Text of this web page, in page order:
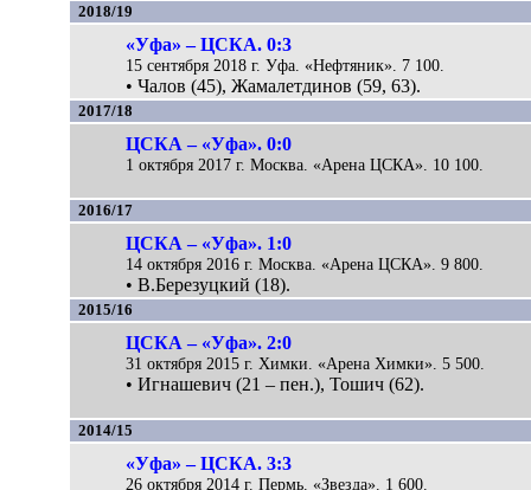
2018/19
«Уфа» – ЦСКА. 0:3
15 сентября 2018 г. Уфа. «Нефтяник». 7 100.
• Чалов (45), Жамалетдинов (59, 63).
2017/18
ЦСКА – «Уфа». 0:0
1 октября 2017 г. Москва. «Арена ЦСКА». 10 100.
2016/17
ЦСКА – «Уфа». 1:0
14 октября 2016 г. Москва. «Арена ЦСКА». 9 800.
• В.Березуцкий (18).
2015/16
ЦСКА – «Уфа». 2:0
31 октября 2015 г. Химки. «Арена Химки». 5 500.
• Игнашевич (21 – пен.), Тошич (62).
2014/15
«Уфа» – ЦСКА. 3:3
26 октября 2014 г. Пермь. «Звезда». 1 600.